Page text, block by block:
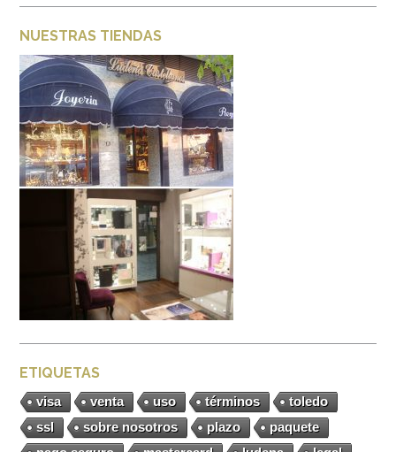
NUESTRAS TIENDAS
ETIQUETAS
visa venta uso términos
toledo
ssl
sobre nosotros plazo
paquete